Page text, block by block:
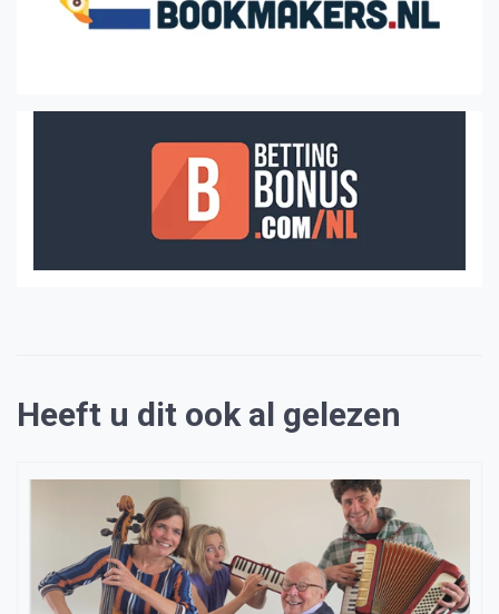
Heeft u dit ook al gelezen